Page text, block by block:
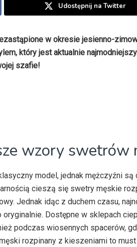
Udostępnij na Twitter
w okresie jesienno-
który jest aktualnie
szafie!
wzory swetrów
model, jednak mężczyźni
cieszą się swetry męskie
Jednak idąc z duchem czasu,
Dostępne w sklepach
podczas wiosennych spacerów,
rozpinany z kieszeniami to